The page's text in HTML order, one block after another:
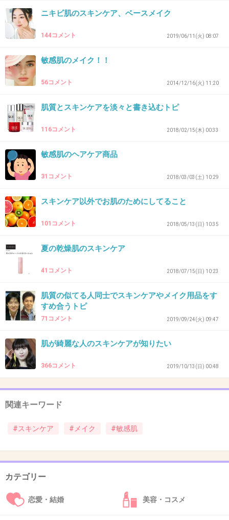
正直物足りないけど、新たな製品試すのが恐
沈静化するまで何日かかかるし。普通肌に戻り
たい。
無印使ってましたが、最終CLINIQUEが1番良くて全てCLINIQUEです。
ムーのカラーチューナーが気になって使いましたが、テスターでは何もなかっ
たのに、使い続けると吹き出物ができて使えませんでした。泣
アルージェの乳液とクリーム
-3
34. 匿名2020/01/21(火) 23:39:58
ノンアルコール、ノンパラベン
35. 匿名2020/01/21(火) 23:40:32
>>25
そして私もしっとりは肌に合わない！笑。肌質
似てそうですね(^o^)
プロ使ってみます！
ニキビ肌のスキンケア、ベースメイク
144コメント 2019/06/11(火) 08:07
敏感肌のメイク！！
56コメント 2014/12/16(火) 11:20
肌質とスキンケアを淡々と書き込むトピ
116コメント 2018/02/15(木) 00:33
敏感肌のヘアケア商品
31コメント 2018/03/03(土) 10:29
スキンケア以外でお肌のためにしてること
101コメント 2018/05/13(日) 10:35
夏の乾燥肌のスキンケア
41コメント 2018/07/15(日) 10:23
肌質の似てる人同士でスキンケアやメイク用品をす
すめ合うトピ
71コメント 2019/09/24(火) 09:47
肌が綺麗な人のスキンケアが知りたい
366コメント 2019/10/13(日) 00:48
関連キーワード
#スキンケア #メイク #敏感肌
カテゴリー
恋愛・結婚 美容・コスメ